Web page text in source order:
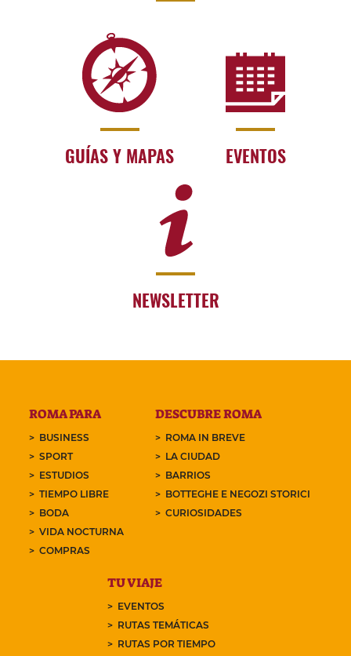
GUÍAS Y MAPAS EVENTOS
NEWSLETTER
ROMA PARA
BUSINESS
SPORT
ESTUDIOS
TIEMPO LIBRE
BODA
VIDA NOCTURNA
COMPRAS
DESCUBRE ROMA
ROMA IN BREVE
LA CIUDAD
BARRIOS
BOTTEGHE E NEGOZI STORICI
CURIOSIDADES
TU VIAJE
EVENTOS
RUTAS TEMÁTICAS
RUTAS POR TIEMPO